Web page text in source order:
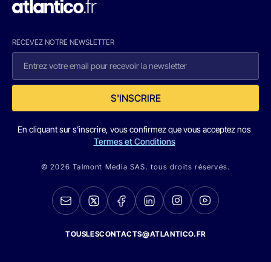
RECEVEZ NOTRE NEWSLETTER
S'INSCRIRE
En cliquant sur s'inscrire, vous confirmez que vous acceptez nos
Termes et Conditions
© 2026 Talmont Media SAS. tous droits réservés.
TOUSLESCONTACTS@ATLANTICO.FR